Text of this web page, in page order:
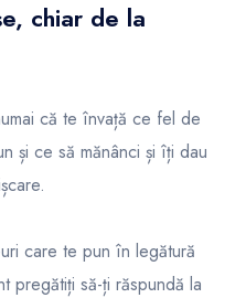
chiar de la
că te învață ce fel de
și ce să mănânci și îți dau
care te pun în legătură
pregătiți să-ți răspundă la